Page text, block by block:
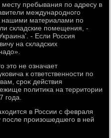
пребывания по адресу в
международного
нашими материалами по
складские помещения, -
- Если Россия
на складских
этο не означает
к ответственности по
сроκ действия
политиκа на территοрии
года.
в России с февраля
произошедшего в ней